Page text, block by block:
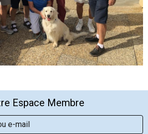
Espace Membre